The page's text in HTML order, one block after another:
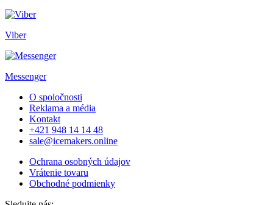
Viber
Messenger
O spoločnosti
Reklama a média
Kontakt
+421 948 14 14 48
sale@icemakers.online
Ochrana osobných údajov
Vrátenie tovaru
Obchodné podmienky